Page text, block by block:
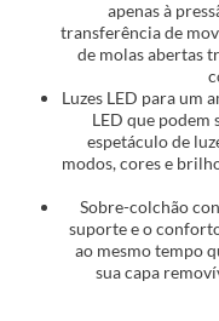
apenas à
transferência de
de molas abertas
Luzes LED para um
LED que podem
espetáculo de
modos, cores e
Sobre-colchão
suporte e o
ao mesmo tempo
sua capa